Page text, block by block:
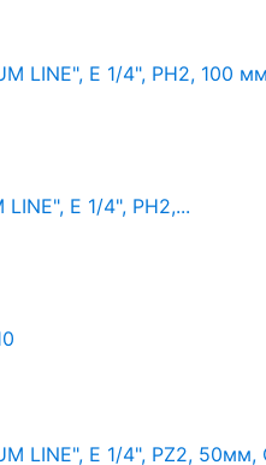
E 1/4", PH2,...